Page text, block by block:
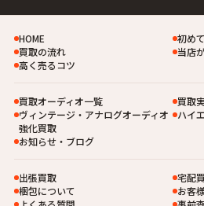
HOME
初め
買取の流れ
当店
高く売るコツ
買取オーディオ一覧
買取
ヴィンテージ・アナログオーディオ
強化買取
ハイ
お知らせ・ブログ
出張買取
宅配
梱包について
お客